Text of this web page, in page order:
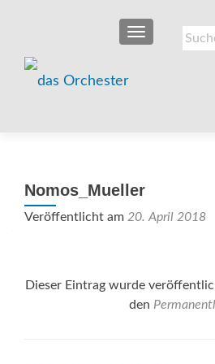
Suche
nach:
SCHALTE
Nomos_Mueller
Veröffentlicht am 20. April 2018
Dieser Eintrag wurde
den